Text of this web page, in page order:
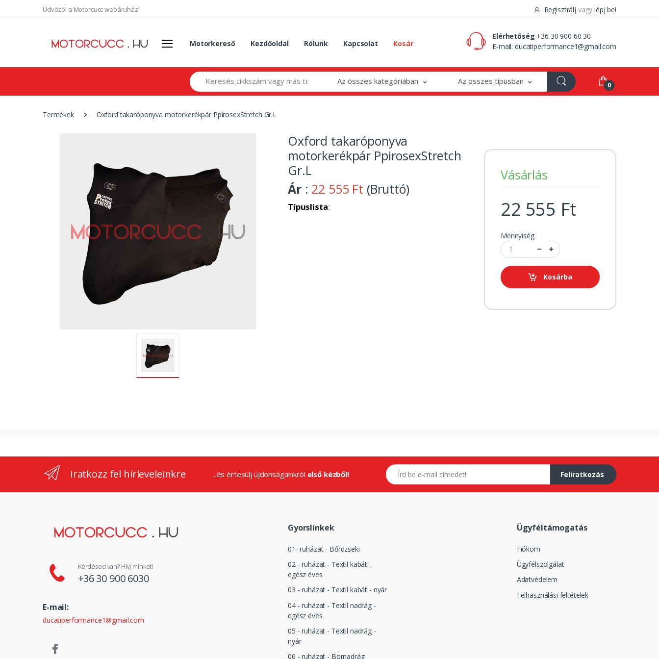
Üdvözöl a Motorcucc webáruház! Regisztrálj vagy lépj be!
Motorkereső Kezdőoldal Rólunk Kapcsolat Kosár
Elérhetőség +36 30 900 60 30
E-mail:ducatiperformance1@gmail.com
Search Az összes kategóriában Az összes típusban 0
Termékek Oxford takaróponyva motorkerékpár PpirosexStretch Gr.L
Oxford takaróponyva
motorkerékpár PpirosexStretch
Gr.L
Ár : 22 555 Ft (Bruttó)
Típuslista:
Vásárlás
22 555 Ft
Mennyiség
Kosárba
Iratkozz fel hírleveleinkre ...és értesülj újdonságainkról első kézből!
E-mail címed
Feliratkozás
Kérdésed van? Hívj minket!
+36 30 900 6030
E-mail:
ducatiperformance1@gmail.com
Gyorslinkek
01- ruházat - Bőrdzseki
02 - ruházat - Textil kabát -
egész éves
03 - ruházat - Textil kabát - nyár
04 - ruházat - Textil nadrág -
egész éves
05 - ruházat - Textil nadrág -
nyár
06 - ruházat - Börnadrág
Ügyféltámogatás
Fiókom
Ügyfélszolgálat
Adatvédelem
Felhasználási feltételek